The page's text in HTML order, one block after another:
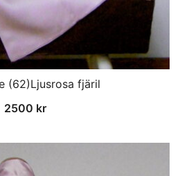
(62)Ljusrosa fjäril
2500 kr